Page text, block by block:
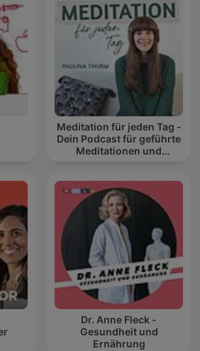
Meditation für jeden Tag -
Dein Podcast für geführte
Meditationen und
Dr. Anne Fleck -
Gesundheit und
Ernährung